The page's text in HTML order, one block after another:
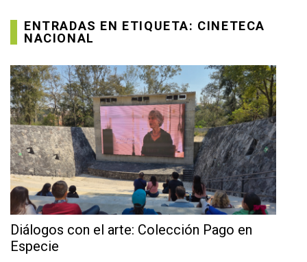
ENTRADAS EN ETIQUETA: CINETECA
NACIONAL
Diálogos con el arte: Colección Pago en
Especie